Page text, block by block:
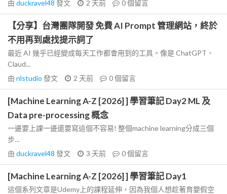
由 duckravel48 發文 2 天前 0個留言
【分享】台灣團隊開發 免費 AI Prompt 管理網站，終於
不用再到處找提示詞了
最近 AI 幾乎已經變成每天工作都會用到的工具。像是 ChatGPT、
Claud...
由 nlstudio 發文 2 天前 0個留言
[Machine Learning A-Z [2026] ] 學習筆記 Day2 ML 及
Data pre-processing 概念
一邊要上課一邊還要寫這個不容易! 整個machine learning分成三個
步...
由 duckravel48 發文 3 天前 0個留言
[Machine Learning A-Z [2026] ] 學習筆記 Day1
這個系列文章是Udemy上的課程延伸，因為我個人想趁著育嬰假空